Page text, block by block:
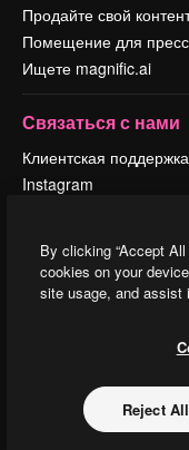
Продайте свой
Помещение для
Ищете magnific.ai
Связаться с нами
Клиентская поддержка
Instagram
TikTok
Discord
Copyright © 2010-
By clicking “Accept
cookies on your
site usage, and assist
Reject All